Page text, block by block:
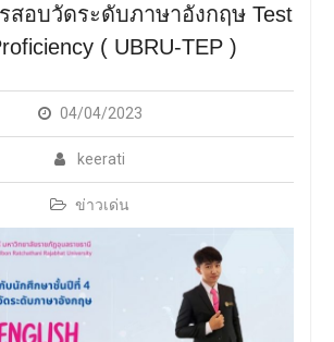
รมประกวดผลงาน
ร วิจัย และนวัตกรรม
ชุมวิชาการ PH
Next Gen
สอบวัดระดับภาษาอังกฤษ Test
( UBRU-TEP )
04/04/2023
keerati
ข่าวเด่น